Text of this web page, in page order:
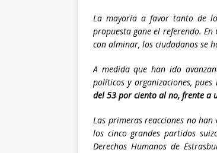
La mayoría a favor tanto de
propuesta gane el referendo.
con alminar, los ciudadanos se
A medida que han ido
políticos y organizaciones, pues
del 53 por ciento al no, frente a
Las primeras reacciones no
los cinco grandes partidos
Derechos Humanos de